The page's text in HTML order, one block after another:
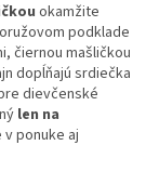
okamžite
podklade
čiernou mašličkou
dopĺňajú srdiečka
dievčenské
len na
ponuke aj